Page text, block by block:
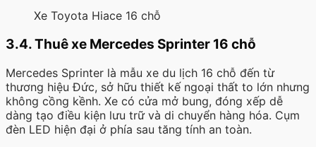
Xe Toyota Hiace 16 chỗ
3.4. Thuê xe Mercedes Sprinter 16 chỗ
Mercedes Sprinter là mẫu xe du lịch 16 chỗ đến từ
thương hiệu Đức, sở hữu thiết kế ngoại thất to lớn nhưng
không cồng kềnh. Xe có cửa mở bung, đóng xếp dễ
dàng tạo điều kiện lưu trữ và di chuyển hàng hóa. Cụm
đèn LED hiện đại ở phía sau tăng tính an toàn.